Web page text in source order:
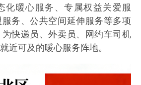
化暖心服务、专属权益关爱服
务、公共空间延伸服务等多项
快递员、外卖员、网约车司机
近可及的暖心服务阵地。